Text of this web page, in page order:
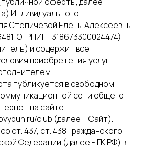
Индивидуального
Степичевой Елены Алексеевны
ОГРНИП: 318673300024474)
и содержит все
приобретения услуг,
публикуется в свободном
сети общего
на сайте
club (далее – Сайт).
ст. 437, ст. 438 Гражданского
Федерации (далее - ГК РФ) в